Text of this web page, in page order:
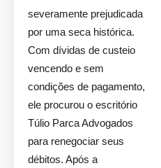
severamente prejudicada
por uma seca histórica.
Com dívidas de custeio
vencendo e sem
condições de pagamento,
ele procurou o escritório
Túlio Parca Advogados
para renegociar seus
débitos. Após a